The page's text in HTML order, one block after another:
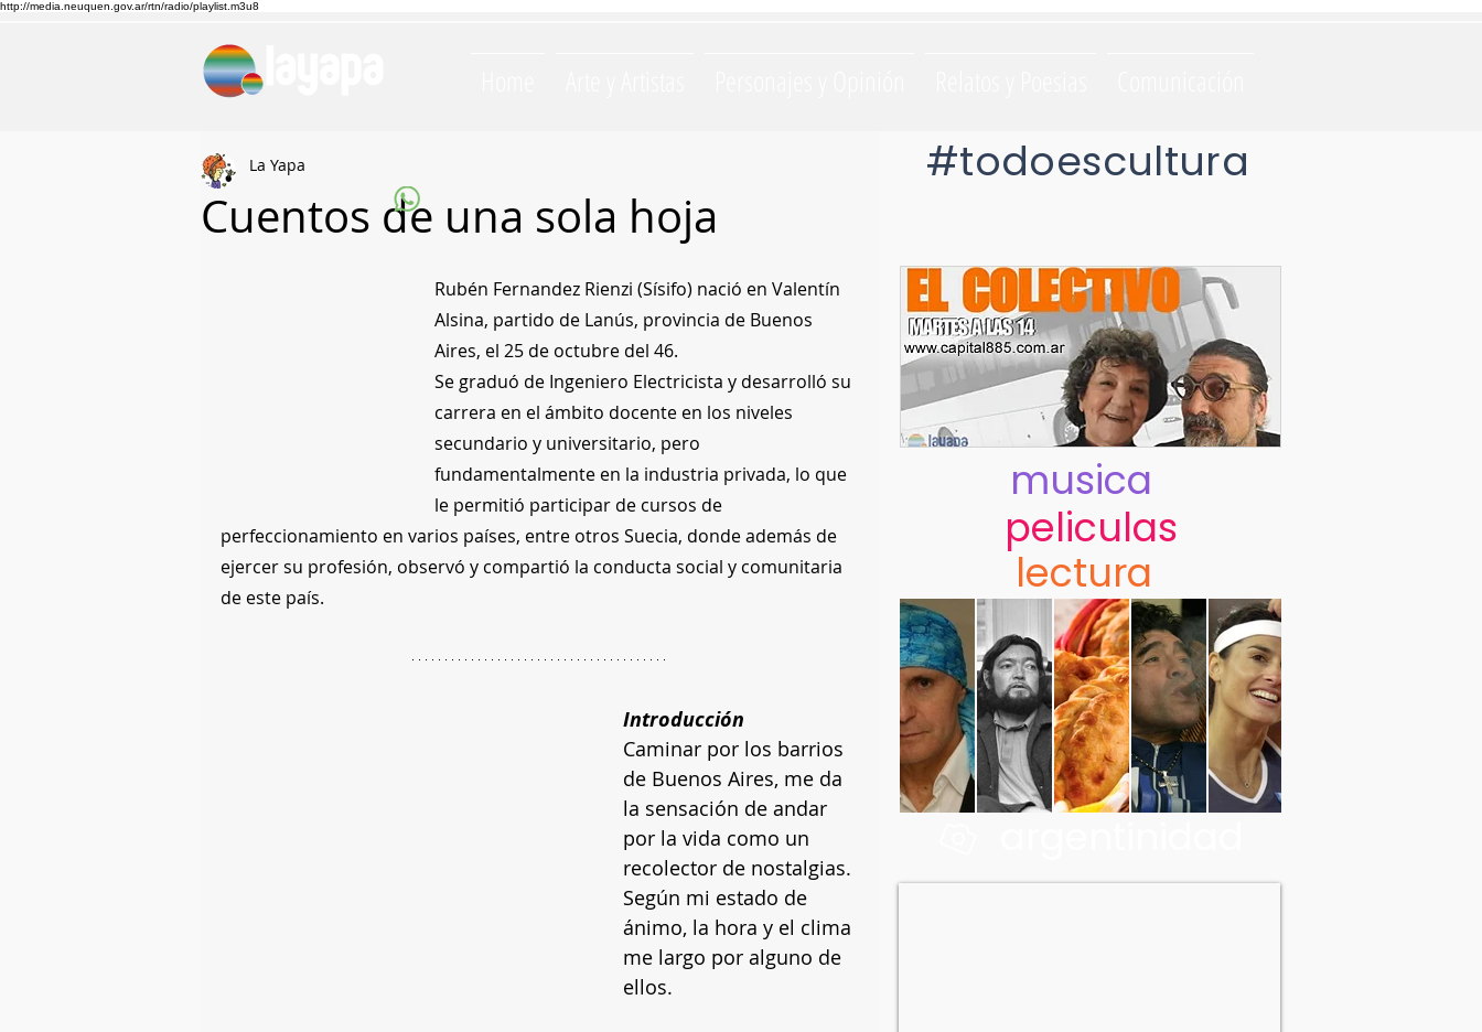
http://media.neuquen.gov.ar/rtn/radio/playlist.m3u8
Cuentos de una sola hoja
La Yapa
Rubén Fernandez Rienzi (Sísifo) nació en Valentín
Alsina, partido de Lanús, provincia de Buenos
Aires, el 25 de octubre del 46.
Se graduó de Ingeniero Electricista y desarrolló su
carrera en el ámbito docente en los niveles
secundario y universitario, pero
fundamentalmente en la industria privada, lo que
le permitió participar de cursos de
perfeccionamiento en varios países, entre otros Suecia, donde además de
ejercer su profesión, observó y compartió la conducta social y comunitaria
de este país.
Introducción
Caminar por los barrios
de Buenos Aires, me da
la sensación de andar
por la vida como un
recolector de nostalgias.
Según mi estado de
ánimo, la hora y el clima
me largo por alguno de
ellos.
#todoescultura
musica
peliculas
lectura